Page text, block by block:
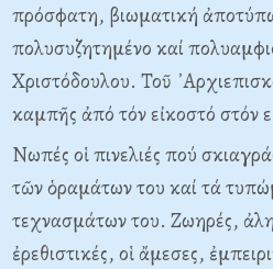
πρόσφατη, βιωματική
πολυσυζητημένο καί
Χριστόδουλου. Τοῦ
καμπῆς ἀπό τόν εἰκοστό στόν
Νωπές οἱ πινελιές πού
τῶν ὁραμάτων του καί τά
τεχνασμάτων του. Ζωηρές,
ἐρεθιστικές, οἱ ἄμεσες,